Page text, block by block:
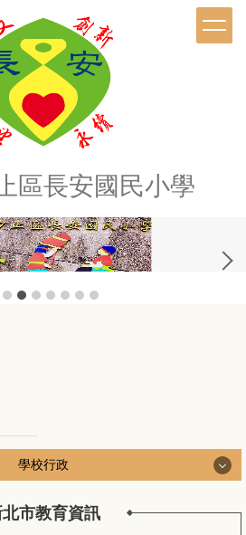
區長安國民小學
學校行政
學校行政
市教育資訊